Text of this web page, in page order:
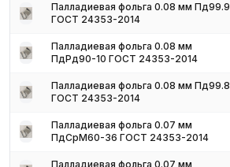
Палладиевая фольга 0.08 мм Пд99.9
ГОСТ 24353-2014
Палладиевая фольга 0.08 мм
ПдРд90-10 ГОСТ 24353-2014
Палладиевая фольга 0.08 мм Пд99.8
ГОСТ 24353-2014
Палладиевая фольга 0.07 мм
ПдСрМ60-36 ГОСТ 24353-2014
Палладиевая фольга 0.07 мм